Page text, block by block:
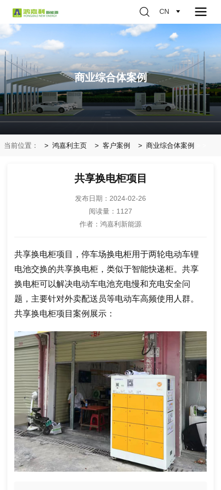
CN
商业综合体案例
当前位置： 鸿嘉利主页 客户案例 商业综合体案例
共享换电柜项目
发布日期：2024-02-26
阅读量： 1127
作者：鸿嘉利新能源
共享换电柜项目，停车场换电柜用于两轮电动车锂
电池交换的共享换电柜，类似于智能快递柜。共享
换电柜可以解决电动车电池充电慢和充电安全问
题，主要针对外卖配送员等电动车高频使用人群。
共享换电柜项目案例展示：